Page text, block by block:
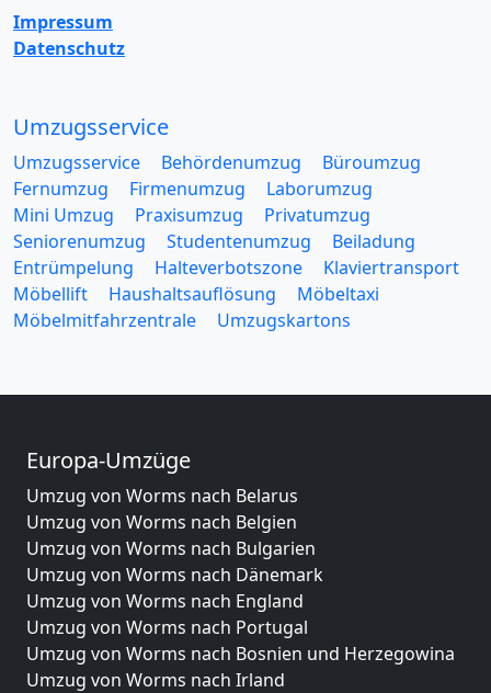
Impressum
Datenschutz
Umzugsservice
Umzugsservice Behördenumzug
Büroumzug
Fernumzug
Firmenumzug
Laborumzug
Mini Umzug
Praxisumzug
Privatumzug
Seniorenumzug
Studentenumzug
Beiladung
Entrümpelung
Halteverbotszone
Klaviertransport
Möbellift
Haushaltsauflösung
Möbeltaxi
Möbelmitfahrzentrale
Umzugskartons
Europa-Umzüge
Umzug von Worms nach Belarus
Umzug von Worms nach Belgien
Umzug von Worms nach Bulgarien
Umzug von Worms nach Dänemark
Umzug von Worms nach England
Umzug von Worms nach Portugal
Umzug von Worms nach Bosnien und Herzegowina
Umzug von Worms nach Irland